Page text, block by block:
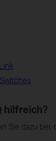
hilfreich?
Sie dazu bei,